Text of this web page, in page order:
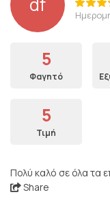
5
Φαγητό
5
Τιμή
Πολύ καλό σε όλα τα
Share